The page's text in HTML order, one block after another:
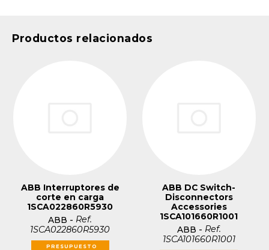
Productos relacionados
ABB Interruptores de
corte en carga
1SCA022860R5930
ABB - Ref.
1SCA022860R5930
PRESUPUESTO
ABB DC Switch-
Disconnectors
Accessories
1SCA101660R1001
ABB - Ref.
1SCA101660R1001